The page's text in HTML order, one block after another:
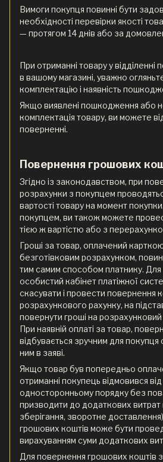
Вимоги покупця повинні бути
необхідності перевірки якості
— протягом 14 днів або за
При отриманні товару у
в вашому магазині, уважно
комплектацію і наявність
Якщо виявлені пошкодження або
комплектація товару, ви можете
поверненні.
Повернення грошових
Згідно із законодавством, при
розрахунки з покупцем
вартості товару на момент
покупцем, ви також можете
тією ж вартістю або з
Гроші за товар, оплачений
безготівковим розрахунком,
тим самим способом платнику.
особистий кабінет платіжної
скасувати і провести повернення
розрахункового рахунку, на
повернути гроші на
При наявній оплаті за товар,
відбувається зручним для
ним в заяві.
Якщо товар був попередньо
отриманні покупець відмовився
односторонньому порядку без
призводити до додаткових витрат
зберігання, зворотне
грошових коштів може бути
вирахуванням суми додаткових
Для повернення грошових коштів